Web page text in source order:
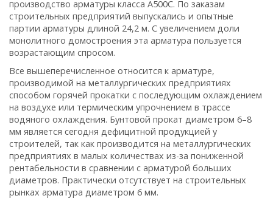
производство арматуры класса А500С. По заказам
строительных предприятий выпускались и опытные
партии арматуры длиной 24,2 м. С увеличением доли
монолитного домостроения эта арматура пользуется
возрастающим спросом.
Все вышеперечисленное относится к арматуре,
производимой на металлургических предприятиях
способом горячей прокатки с последующим охлаждением
на воздухе или термическим упрочнением в трассе
водяного охлаждения. Бунтовой прокат диаметром 6–8
мм является сегодня дефицитной продукцией у
строителей, так как производится на металлургических
предприятиях в малых количествах из-за пониженной
рентабельности в сравнении с арматурой больших
диаметров. Практически отсутствует на строительных
рынках арматура диаметром 6 мм.